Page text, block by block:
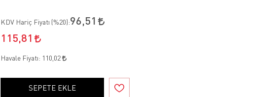
KDV Hariç Fiyatı (%20):96,51
115,81
Havale Fiyatı: 110,02
SEPETE EKLE